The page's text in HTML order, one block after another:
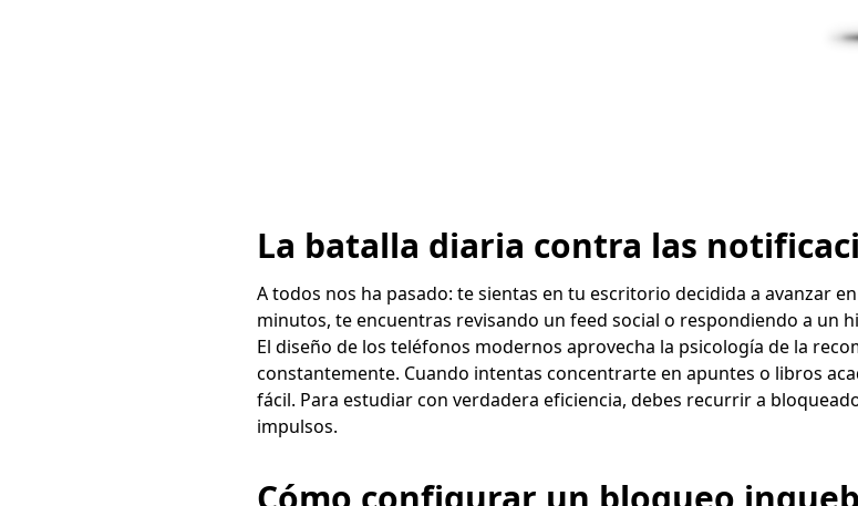
La batalla diaria contra las
A todos nos ha pasado: te sientas en tu escritorio decidida a avanzar
minutos, te encuentras revisando un feed social o respondiendo a un
El diseño de los teléfonos modernos aprovecha la psicología de la
constantemente. Cuando intentas concentrarte en apuntes o libros
fácil. Para estudiar con verdadera eficiencia, debes recurrir a
impulsos.